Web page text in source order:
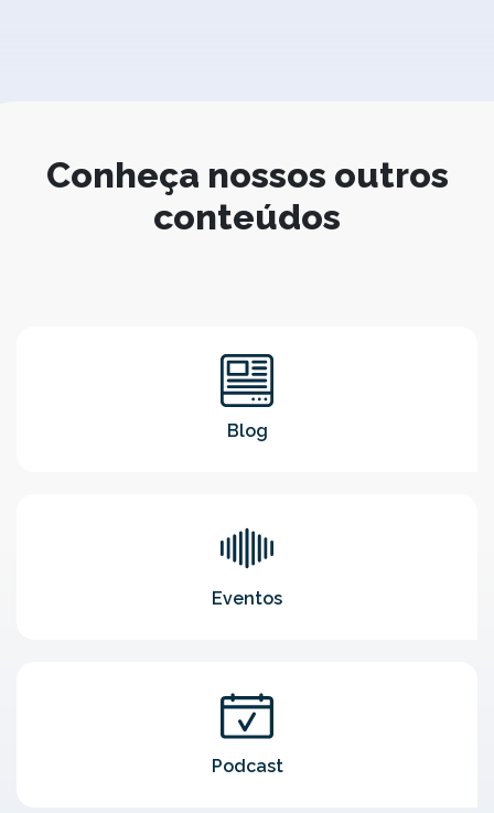
Conheça nossos outros
conteúdos
Blog
Eventos
Podcast